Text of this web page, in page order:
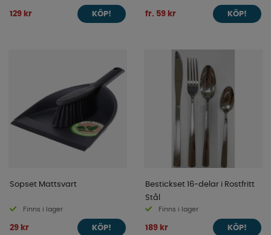
129 kr KÖP! fr. 59 kr KÖP!
Sopset Mattsvart
Finns i lager
29 kr KÖP!
Bestickset 16-delar i Rostfritt
Stål
Finns i lager
189 kr KÖP!